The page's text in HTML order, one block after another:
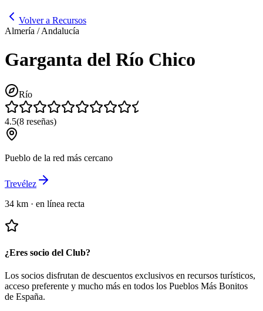
Volver a Recursos
Almería / Andalucía
Garganta del Río Chico
Río
4.5(8 reseñas)
Pueblo de la red más cercano
Trevélez
34 km · en línea recta
¿Eres socio del Club?
Los socios disfrutan de descuentos exclusivos en recursos turísticos,
acceso preferente y mucho más en todos los Pueblos Más Bonitos
de España.